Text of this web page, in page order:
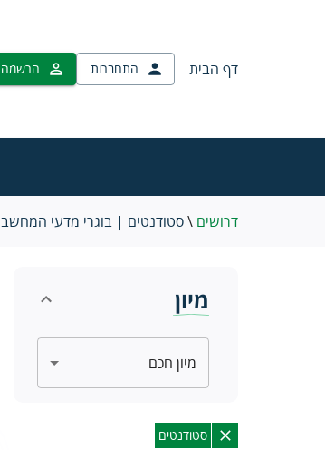
דף הבית התחברות הרשמה
דרושים \סטודנטים | בוגרי מדעי המחשב
מיון
סטודנטים